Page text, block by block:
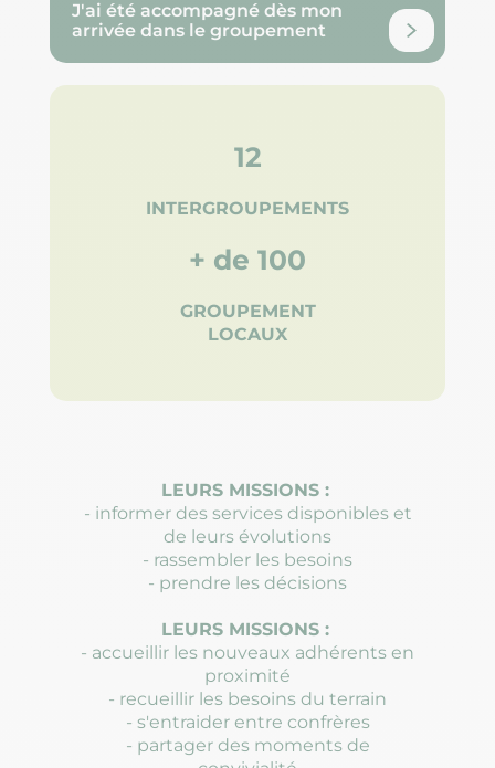
J'ai été accompagné dès mon
arrivée dans le groupement
12
INTERGROUPEMENTS
+ de 100
GROUPEMENT
LOCAUX
LEURS MISSIONS :
- informer des services disponibles et
de leurs évolutions
- rassembler les besoins
- prendre les décisions
LEURS MISSIONS :
- accueillir les nouveaux adhérents en
proximité
- recueillir les besoins du terrain
- s'entraider entre confrères
- partager des moments de